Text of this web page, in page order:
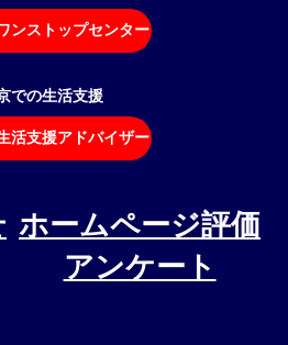
ンストップセンター
での生活支援
活支援アドバイザー
ホームページ評価
アンケート